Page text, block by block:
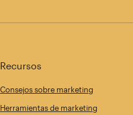
Recursos
Consejos sobre marketing
Herramientas de marketing